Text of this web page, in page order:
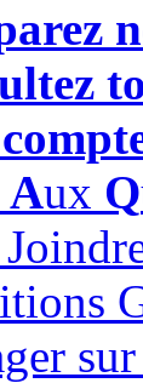
Aux Q